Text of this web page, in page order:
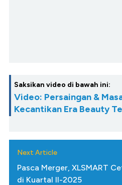
Saksikan video di bawah ini:
Video: Persaingan &
Kecantikan Era Beauty
Next Article
Pasca Merger, XLSMART
di Kuartal II-2025